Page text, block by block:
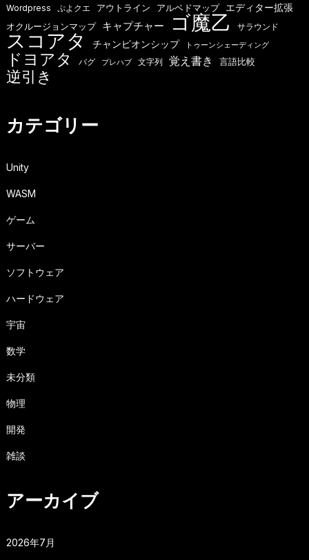
Wordpress ぷよクエ アウトライン アルベドマップ エディター拡張
オクルージョンマップ キャプチャー ゴ魔乙 サラウンド
スコアタ チャンピオンシップ トゥーンシェーディング
ドヨアタ バグ プレハブ 文字列 覚え書き 言語比較
逆引き
カテゴリー
Unity
WASM
ゲーム
サーバー
ソフトウェア
ハードウェア
宇宙
数学
未分類
物理
開発
雑談
アーカイブ
2026年7月